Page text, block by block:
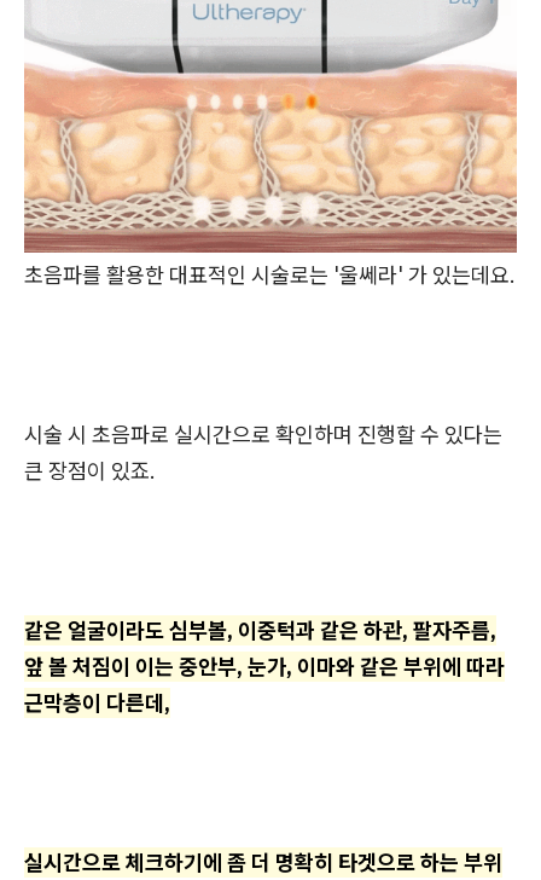
초음파를 활용한 대표적인 시술로는 '울쎄라' 가 있는데요.
시술 시 초음파로 실시간으로 확인하며 진행할 수 있다는
큰 장점이 있죠.
같은 얼굴이라도 심부볼, 이중턱과 같은 하관, 팔자주름,
앞 볼 처짐이 이는 중안부, 눈가, 이마와 같은 부위에 따라
근막층이 다른데,
실시간으로 체크하기에 좀 더 명확히 타겟으로 하는 부위